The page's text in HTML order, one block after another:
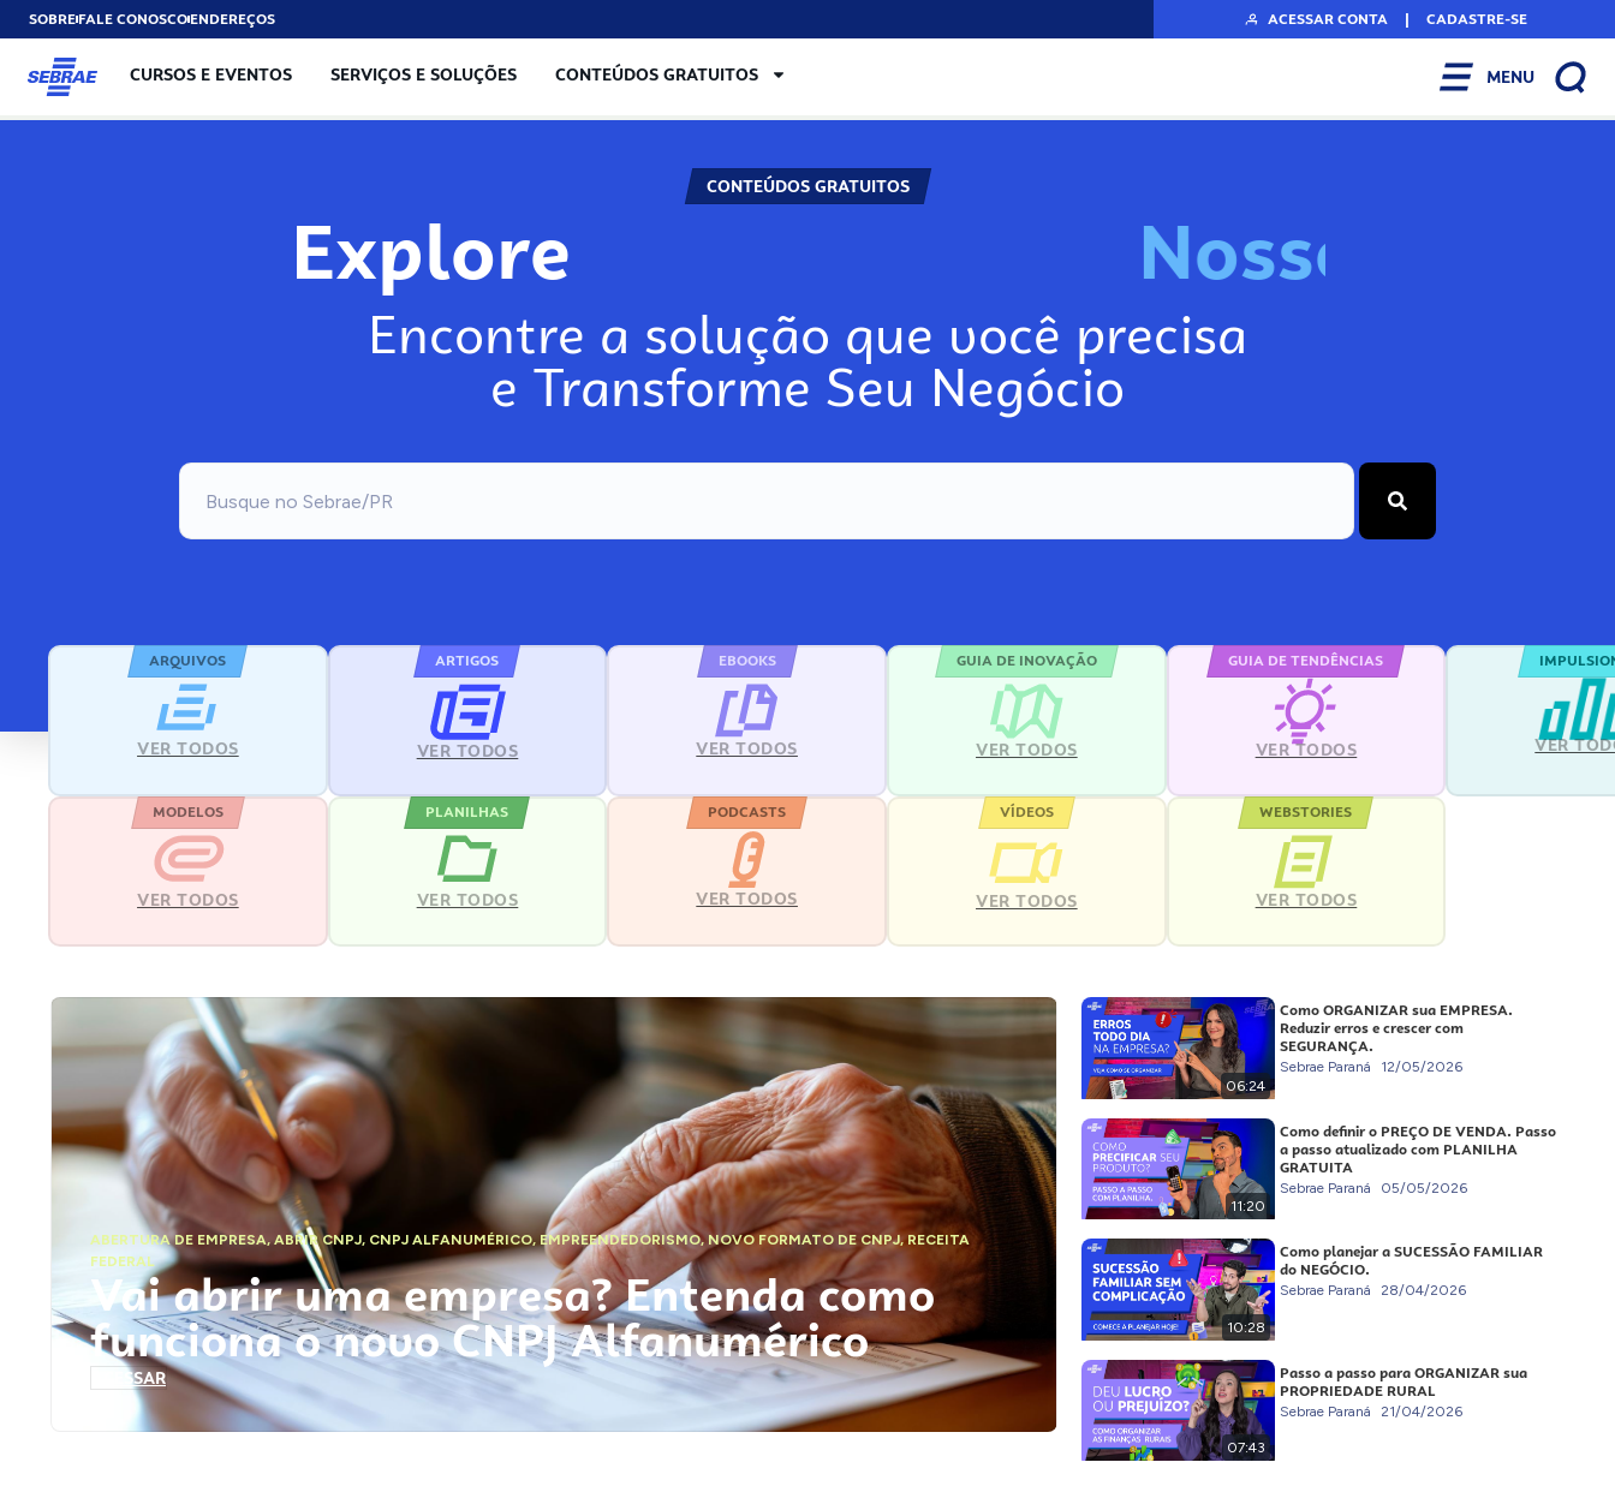
SOBREFALE CONOSCOENDEREÇOS ACESSAR CONTA | CADASTRE-SE
CURSOS E EVENTOS SERVIÇOS E SOLUÇÕES CONTEÚDOS GRATUITOS MENU
CONTEÚDOS GRATUITOS
Explore Nosso
Encontre a solução que você precisa
e Transforme Seu Negócio
ARQUIVOS
VER TODOS
ARTIGOS
VER TODOS
EBOOKS
VER TODOS
GUIA DE INOVAÇÃO
VER TODOS
GUIA DE TENDÊNCIAS
VER TODOS VER
MODELOS
VER TODOS
PLANILHAS
VER TODOS
PODCASTS
VER TODOS
VÍDEOS
VER TODOS
WEBSTORIES
VER TODOS
ABERTURA DE EMPRESA,ABRIR CNPJ, CNPJ ALFANUMÉRICO, EMPREENDEDORISMO,NOVO FORMATO DE CNPJ,RECEITA
FEDERAL
Vai abrir uma empresa? Entenda como
funciona o novo CNPJ Alfanumérico
ACESSAR
06:24
Como ORGANIZAR sua EMPRESA.
Reduzir erros e crescer com
SEGURANÇA.
Sebrae Paraná 12/05/2026
11:20
Como definir o PREÇO DE VENDA. Passo
a passo atualizado com PLANILHA
GRATUITA
Sebrae Paraná 05/05/2026
10:28
Como planejar a SUCESSÃO FAMILIAR
do NEGÓCIO.
Sebrae Paraná 28/04/2026
07:43
Passo a passo para ORGANIZAR sua
PROPRIEDADE RURAL
Sebrae Paraná 21/04/2026